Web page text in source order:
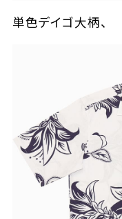
単色デイゴ大柄、